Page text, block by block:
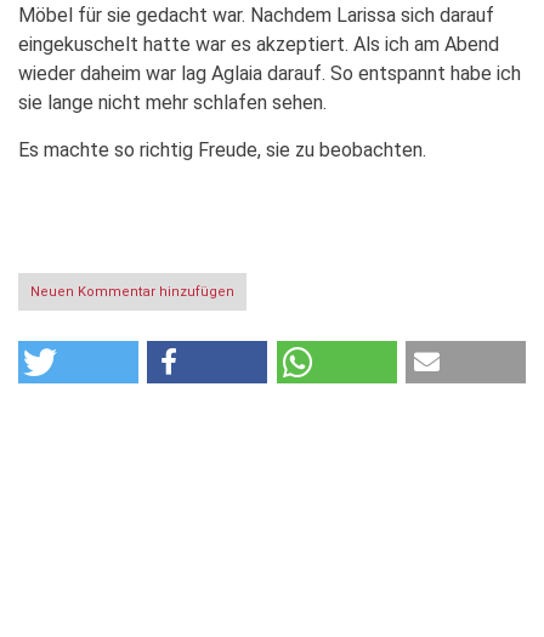
Möbel für sie gedacht war. Nachdem Larissa sich darauf
eingekuschelt hatte war es akzeptiert. Als ich am Abend
wieder daheim war lag Aglaia darauf. So entspannt habe ich
sie lange nicht mehr schlafen sehen.
Es machte so richtig Freude, sie zu beobachten.
Neuen Kommentar hinzufügen